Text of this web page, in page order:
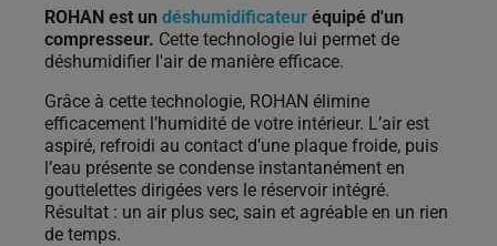
ROHAN est un déshumidificateur équipé d'un
compresseur. Cette technologie lui permet de
déshumidifier l'air de manière efficace.
Grâce à cette technologie, ROHAN élimine
efficacement l’humidité de votre intérieur. L’air est
aspiré, refroidi au contact d’une plaque froide, puis
l’eau présente se condense instantanément en
gouttelettes dirigées vers le réservoir intégré.
Résultat : un air plus sec, sain et agréable en un rien
de temps.